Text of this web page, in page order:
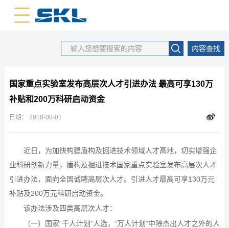
中文版 英文版
内容查找
国家重点实验室发布高层次人才引进办法 最高可享130万
补贴和200万科研启动资金
日期： 2018-08-01
近日，为加快构建盾构及掘进技术领域人才高地，切实增强企
业科研创新力量，盾构及掘进技术国家重点实验室发布高层次人才
引进办法，面向全国诚聘高层次人才。引进人才最高可享130万元
补贴及200万元科研启动资金。
该办法涉及四类高层次人才：
（一）国家“千人计划”人选，“万人计划”中除杰出人才之外的人